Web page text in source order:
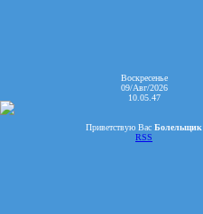
Воскресенье
09/Авг/2026
10.05.47
Приветствую Вас Болельщик
RSS